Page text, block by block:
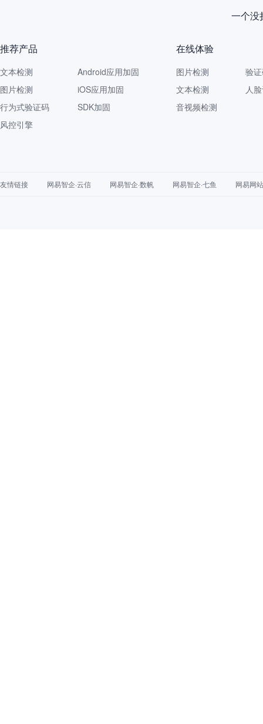
一个没
推荐产品
文本检测
图片检测
行为式验证码
风控引擎
Android应用加固
iOS应用加固
SDK加固
在线体验
图片检测
文本检测
音视频检测
验
人
友情链接 网易智企·云信 网易智企·数帆 网易智企·七鱼 网易网